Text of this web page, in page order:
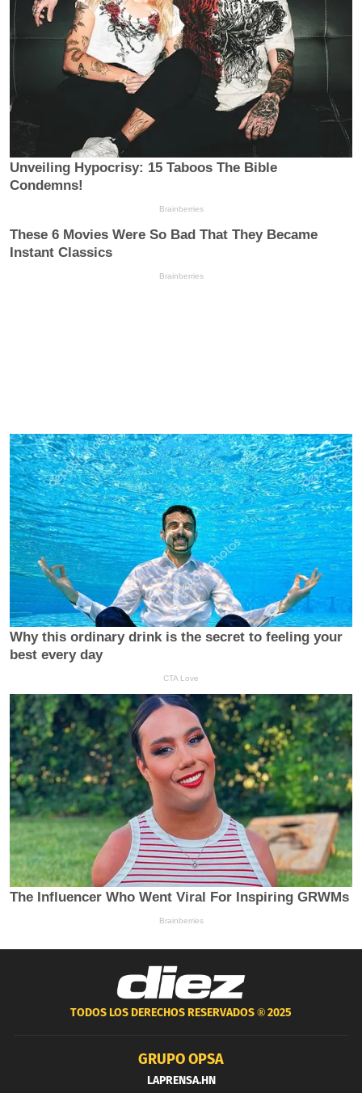
TODOS LOS DERECHOS RESERVADOS ®2025
GRUPO OPSA
LAPRENSA.HN